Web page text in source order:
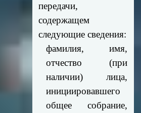
передачи,
содержащем
следующие сведения:
фамилия, имя,
отчество (при
наличии) лица,
инициировавшего
общее собрание,